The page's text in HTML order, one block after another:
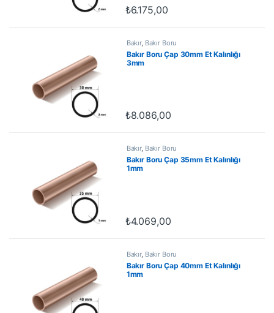
₺6.175,00
Bakır, Bakır Boru
Bakır Boru Çap 30mm Et Kalınlığı
3mm
₺8.086,00
Bakır, Bakır Boru
Bakır Boru Çap 35mm Et Kalınlığı
1mm
₺4.069,00
Bakır, Bakır Boru
Bakır Boru Çap 40mm Et Kalınlığı
1mm